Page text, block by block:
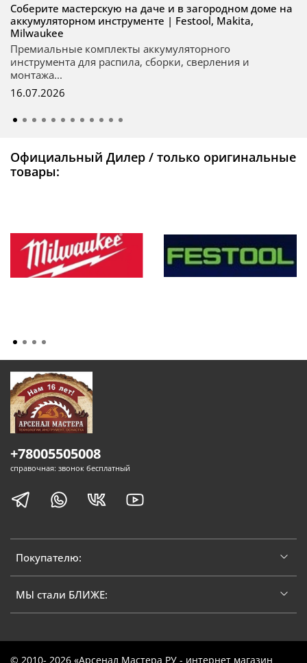
Соберите мастерскую на даче и в загородном доме на
аккумуляторном инструменте | Festool, Makita,
Milwaukee
Премиальные комплекты аккумуляторного
инструмента для распила, сборки, сверления и
монтажа...
16.07.2026
Официальный Дилер / только оригинальные
товары:
Покупателю:
МЫ стали БЛИЖЕ:
+78005505008
справочная: звонок бесплатный
© 2010- 2026 «Арсенал Мастера РУ - интернет магазин